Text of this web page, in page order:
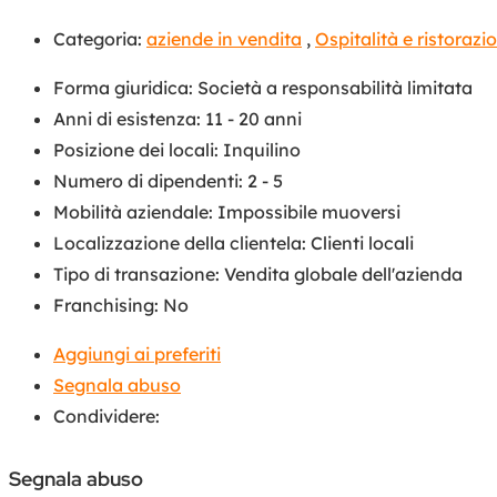
Categoria: aziende in vendita , Ospitalità e
Forma giuridica: Società a responsabilità limitata
Anni di esistenza: 11 - 20 anni
Posizione dei locali: Inquilino
Numero di dipendenti: 2 - 5
Mobilità aziendale: Impossibile muoversi
Localizzazione della clientela: Clienti locali
Tipo di transazione: Vendita globale dell'azienda
Franchising: No
Aggiungi ai preferiti
Segnala abuso
Condividere:
Segnala abuso